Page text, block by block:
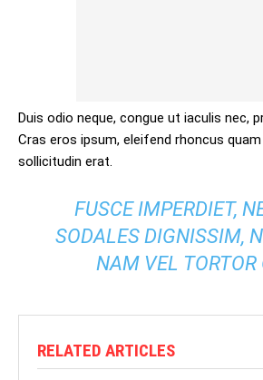
Duis odio neque, congue ut iaculis nec,
Cras eros ipsum, eleifend rhoncus
sollicitudin erat.
FUSCE IMPERDIET,
SODALES DIGNISSIM,
NAM VEL TORTOR
RELATED ARTICLES